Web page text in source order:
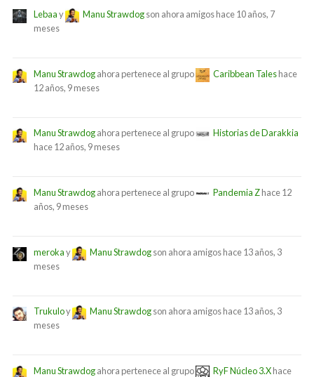
Lebaay Manu Strawdogson ahora amigoshace 10 años, 7
meses
Manu Strawdogahora pertenece al grupo Caribbean Taleshace
12 años, 9 meses
Manu Strawdogahora pertenece al grupo
Historias de Darakkia
hace 12 años, 9 meses
Manu Strawdogahora pertenece al grupo Pandemia Zhace 12
años, 9 meses
merokay Manu Strawdogson ahora amigoshace 13 años, 3
meses
Trukuloy Manu Strawdogson ahora amigoshace 13 años, 3
meses
Manu Strawdogahora pertenece al grupo RyF Núcleo 3.Xhace